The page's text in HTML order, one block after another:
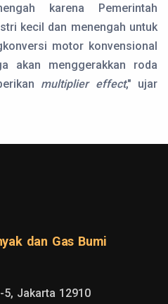
karena Pemerintah
kecil dan menengah untuk
motor konvensional
akan menggerakkan roda
multiplier effect," ujar
dan Gas Bumi
5, Jakarta 12910